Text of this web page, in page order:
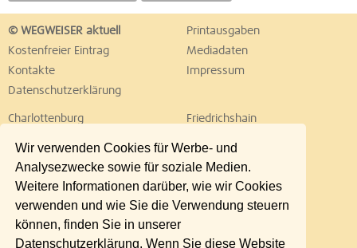
Wir verwenden Cookies für Werbe- und
Analysezwecke sowie für soziale Medien.
Weitere Informationen darüber, wie wir Cookies
verwenden und wie Sie die Verwendung steuern
können, finden Sie in unserer
Datenschutzerklärung. Wenn Sie diese Website
© WEGWEISER aktuell
Printausgaben
Kostenfreier Eintrag
Mediadaten
Kontakte
Impressum
Datenschutzerklärung
Charlottenburg
Friedrichshain
Lichtenberg
Marzahn
Neukölln
Pankow
Reinickendorf
Schöneberg